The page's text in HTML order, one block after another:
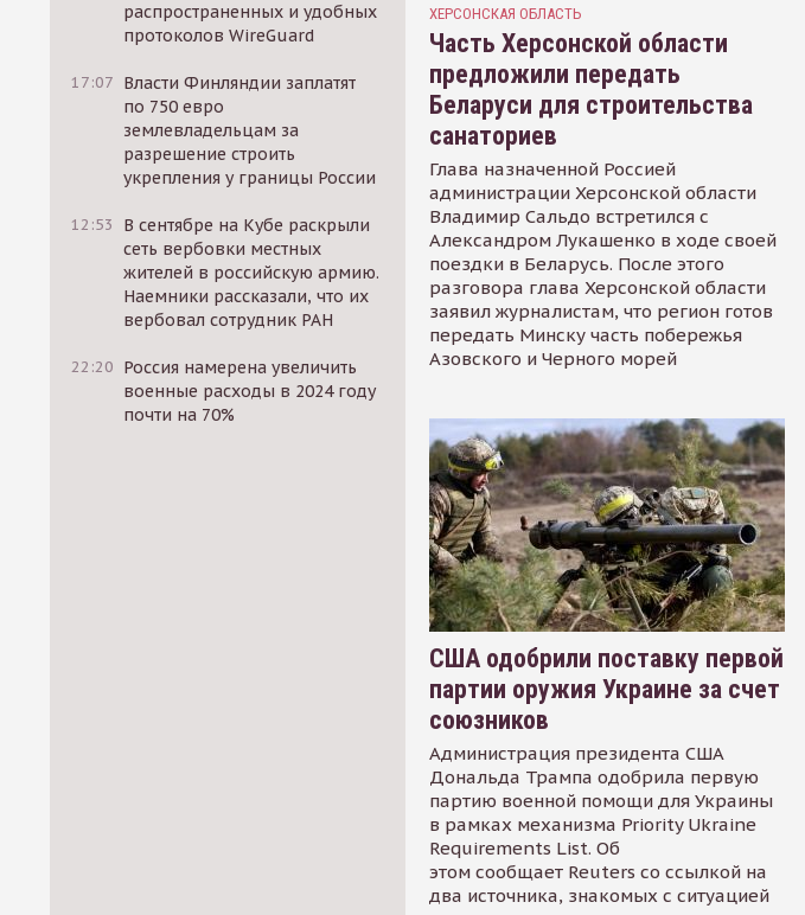
распространенных и удобных
протоколов WireGuard
17:07 Власти Финляндии заплатят
по 750 евро
землевладельцам за
разрешение строить
укрепления у границы России
12:53
В сентябре на Кубе раскрыли
сеть вербовки местных
жителей в российскую армию.
Наемники рассказали, что их
вербовал сотрудник РАН
22:20 Россия намерена увеличить
военные расходы в 2024 году
почти на 70%
ХЕРСОНСКАЯ ОБЛАСТЬ
Часть Херсонской области
предложили передать
Беларуси для строительства
санаториев
Глава назначенной Россией
администрации Херсонской области
Владимир Сальдо встретился с
Александром Лукашенко в ходе своей
поездки в Беларусь. После этого
разговора глава Херсонской области
заявил журналистам, что регион готов
передать Минску часть побережья
Азовского и Черного морей
США одобрили поставку первой
партии оружия Украине за счет
союзников
Администрация президента США
Дональда Трампа одобрила первую
партию военной помощи для Украины
в рамках механизма Priority Ukraine
Requirements List. Об
этом сообщает Reuters со ссылкой на
два источника, знакомых с ситуацией